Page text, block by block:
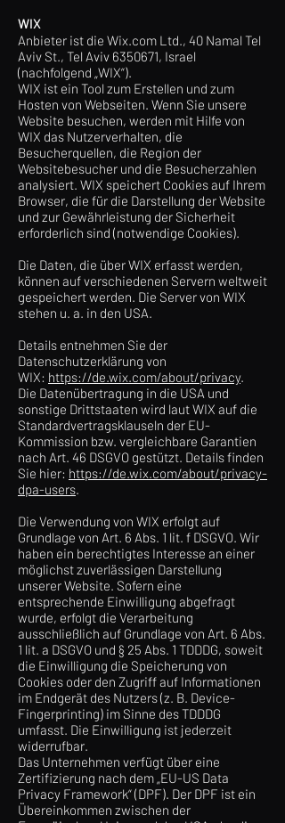
WIX
Anbieter ist die Wix.com Ltd., 40 Namal Tel
Aviv St., Tel Aviv 6350671, Israel
(nachfolgend „WIX“).
WIX ist ein Tool zum Erstellen und zum
Hosten von Webseiten. Wenn Sie unsere
Website besuchen, werden mit Hilfe von
WIX das Nutzerverhalten, die
Besucherquellen, die Region der
Websitebesucher und die Besucherzahlen
analysiert. WIX speichert Cookies auf Ihrem
Browser, die für die Darstellung der Website
und zur Gewährleistung der Sicherheit
erforderlich sind (notwendige Cookies).
Die Daten, die über WIX erfasst werden,
können auf verschiedenen Servern weltweit
gespeichert werden. Die Server von WIX
stehen u. a. in den USA.
Details entnehmen Sie der
Datenschutzerklärung von
WIX: https://de.wix.com/about/privacy.
Die Datenübertragung in die USA und
sonstige Drittstaaten wird laut WIX auf die
Standardvertragsklauseln der EU-
Kommission bzw. vergleichbare Garantien
nach Art. 46 DSGVO gestützt. Details finden
Sie hier: https://de.wix.com/about/privacy-
dpa-users.
Die Verwendung von WIX erfolgt auf
Grundlage von Art. 6 Abs. 1 lit. f DSGVO. Wir
haben ein berechtigtes Interesse an einer
möglichst zuverlässigen Darstellung
unserer Website. Sofern eine
entsprechende Einwilligung abgefragt
wurde, erfolgt die Verarbeitung
ausschließlich auf Grundlage von Art. 6 Abs.
1 lit. a DSGVO und § 25 Abs. 1 TDDDG, soweit
die Einwilligung die Speicherung von
Cookies oder den Zugriff auf Informationen
im Endgerät des Nutzers (z. B. Device-
Fingerprinting) im Sinne des TDDDG
umfasst. Die Einwilligung ist jederzeit
widerrufbar.
Das Unternehmen verfügt über eine
Zertifizierung nach dem „EU-US Data
Privacy Framework“ (DPF). Der DPF ist ein
Übereinkommen zwischen der